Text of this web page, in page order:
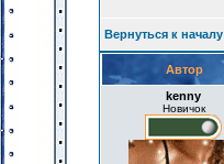
Вернуться к началу
Автор
kenny
Новичок